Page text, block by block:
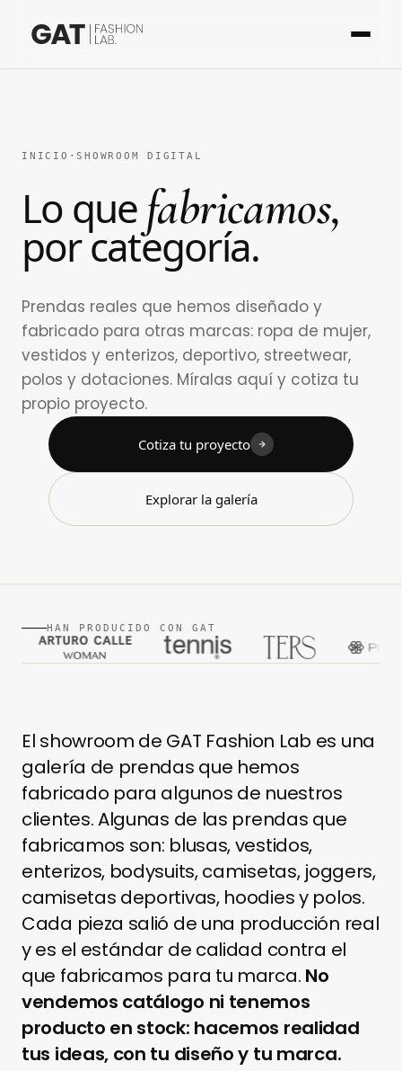
INICIO ·SHOWROOM DIGITAL
Lo que fabricamos,
por categoría.
Prendas reales que hemos diseñado y
fabricado para otras marcas: ropa de mujer,
vestidos y enterizos, deportivo, streetwear,
polos y dotaciones. Míralas aquí y cotiza tu
propio proyecto.
Cotiza tu proyecto
Explorar la galería
HAN PRODUCIDO CON GAT
El showroom de GAT Fashion Lab es una
galería de prendas que hemos
fabricado para algunos de nuestros
clientes. Algunas de las prendas que
fabricamos son: blusas, vestidos,
enterizos, bodysuits, camisetas, joggers,
camisetas deportivas, hoodies y polos.
Cada pieza salió de una producción real
y es el estándar de calidad contra el
que fabricamos para tu marca. No
vendemos catálogo ni tenemos
producto en stock: hacemos realidad
tus ideas, con tu diseño y tu marca.